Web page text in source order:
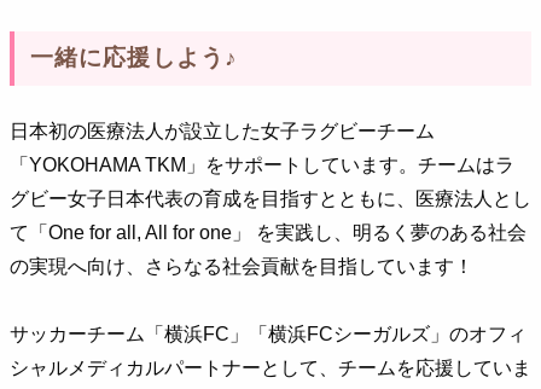
一緒に応援しよう♪
日本初の医療法人が設立した女子ラグビーチーム
「YOKOHAMA TKM」をサポートしています。チームはラ
グビー女子日本代表の育成を目指すとともに、医療法人とし
て「One for all, All for one」 を実践し、明るく夢のある社会
の実現へ向け、さらなる社会貢献を目指しています！
サッカーチーム「横浜FC」「横浜FCシーガルズ」のオフィ
シャルメディカルパートナーとして、チームを応援していま